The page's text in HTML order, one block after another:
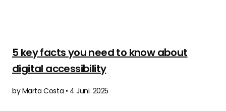
5 key facts you need to know about
digital accessibility
by Marta Costa • 4 Juni. 2025